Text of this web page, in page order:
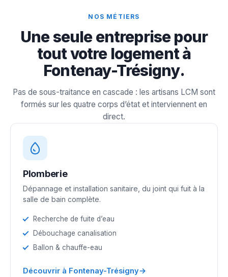
NOS MÉTIERS
Une seule entreprise pour
tout votre logement à
Fontenay-Trésigny.
Pas de sous-traitance en cascade : les artisans LCM sont
formés sur les quatre corps d’état et interviennent en
direct.
Plomberie
Dépannage et installation sanitaire, du joint qui fuit à la
salle de bain complète.
Recherche de fuite d’eau
Débouchage canalisation
Ballon & chauffe-eau
Découvrir à Fontenay-Trésigny→